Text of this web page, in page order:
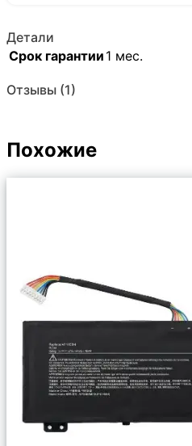
Детали
Срок гарантии 1 мес.
Отзывы (1)
Похожие